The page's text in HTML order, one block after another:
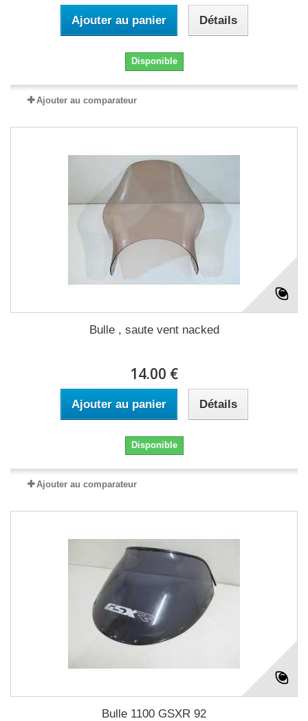
Ajouter au panier Détails
Disponible
Ajouter au comparateur
Bulle , saute vent nacked
14.00 €
Ajouter au panier Détails
Disponible
Ajouter au comparateur
Bulle 1100 GSXR 92